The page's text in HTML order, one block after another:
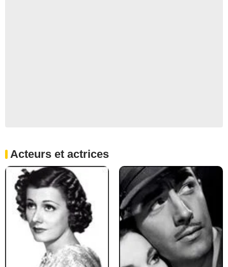
Acteurs et actrices